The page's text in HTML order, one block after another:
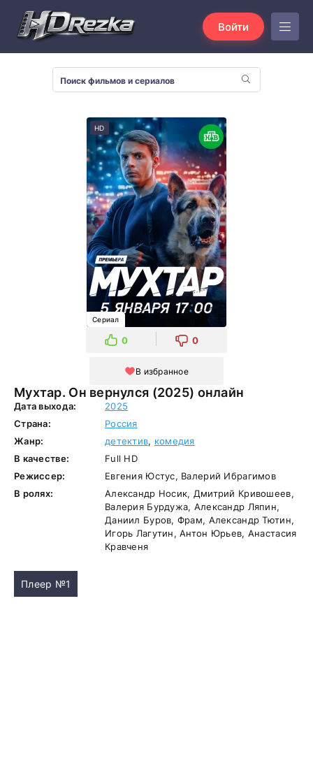
Войти
Мухтар. Он вернулся (2025) онлайн
HD
Сериал
0 0
В избранное
Дата выхода:
2025
Страна:
Россия
Жанр:
детектив, комедия
В качестве:
Full HD
Режиссер:
Евгения Юстус, Валерий Ибрагимов
В ролях:
Александр Носик, Дмитрий Кривошеев,
Валерия Бурдужа, Александр Ляпин,
Даниил Буров, Фрам, Александр Тютин,
Игорь Лагутин, Антон Юрьев, Анастасия
Кравченя
Плеер №1